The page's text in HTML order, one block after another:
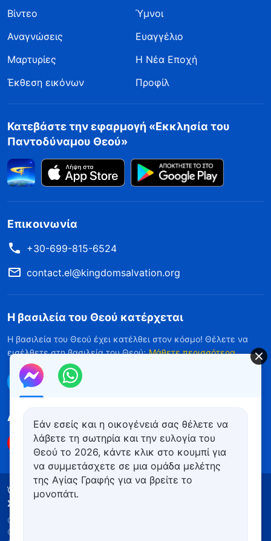
Βίντεο
Ύμνοι
Αναγνώσεις
Ευαγγέλιο
Μαρτυρίες
Η Νέα Εποχή
Έκθεση εικόνων
Προφίλ
Κατεβάστε την εφαρμογή «Εκκλησία του
Παντοδύναμου Θεού»
Επικοινωνία
+30-699-815-6524
contact.el@kingdomsalvation.org
Η βασιλεία του Θεού κατέρχεται
Η βασιλεία του Θεού έχει κατέλθει στον κόσμο! Θέλετε να
εισέλθετε στη βασιλεία του Θεού; Μάθετε περισσότερα
Επικοινωνήστε μαζί μας μέσω Messenger
Ακολουθήστε μας
Όροι Χρήσης
Πολιτική απορρήτου
Συντελεστές
Copyright © 2026
Θεού
Εάν εσείς και η οικογένειά σας θέλετε να
λάβετε τη σωτηρία και την ευλογία του
Θεού το 2026, κάντε κλικ στο κουμπί για
να συμμετάσχετε σε μια ομάδα μελέτης
της Αγίας Γραφής για να βρείτε το
μονοπάτι.